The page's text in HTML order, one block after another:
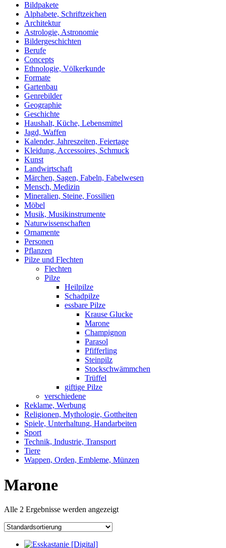
Bildpakete
Alphabete, Schriftzeichen
Architektur
Astrologie, Astronomie
Bildergeschichten
Berufe
Concepts
Ethnologie, Völkerkunde
Formate
Gartenbau
Genrebilder
Geographie
Geschichte
Haushalt, Küche, Lebensmittel
Jagd, Waffen
Kalender, Jahreszeiten, Feiertage
Kleidung, Accessoires, Schmuck
Kunst
Landwirtschaft
Märchen, Sagen, Fabeln, Fabelwesen
Mensch, Medizin
Mineralien, Steine, Fossilien
Möbel
Musik, Musikinstrumente
Naturwissenschaften
Ornamente
Personen
Pflanzen
Pilze und Flechten
Flechten
Pilze
Heilpilze
Schadpilze
essbare Pilze
Krause Glucke
Marone
Champignon
Parasol
Pfifferling
Steinpilz
Stockschwämmchen
Trüffel
giftige Pilze
verschiedene
Reklame, Werbung
Religionen, Mythologie, Gottheiten
Spiele, Unterhaltung, Handarbeiten
Sport
Technik, Industrie, Transport
Tiere
Wappen, Orden, Embleme, Münzen
Marone
Alle 2 Ergebnisse werden angezeigt